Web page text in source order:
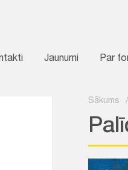
Jaunumi Par
Sākums /